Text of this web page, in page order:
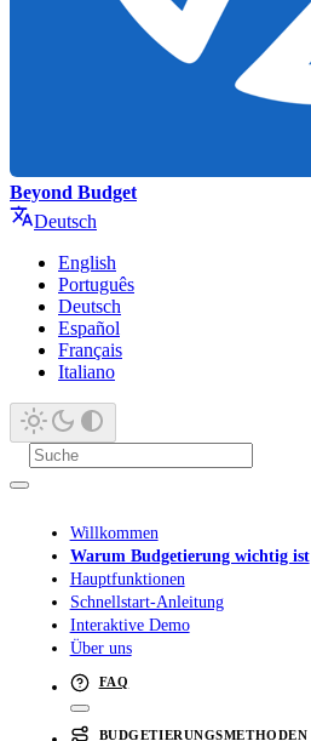
Beyond Budget
Deutsch
English
Português
Deutsch
Español
Français
Italiano
Willkommen
Warum Budgetierung wichtig ist
Hauptfunktionen
Schnellstart-Anleitung
Interaktive Demo
Über uns
FAQ
BUDGETIERUNGSMETHODEN